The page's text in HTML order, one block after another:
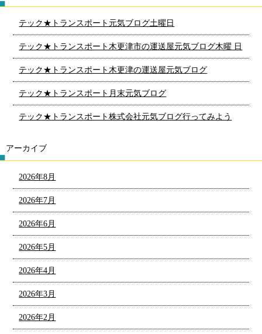
テック★トランスポート元気ブログ土曜日
テック★トランスポート木更津市の運送屋元気ブログ木曜 日
テック★トランスポート木更津の運送屋元気ブログ
テック★トランスポート月末元気ブログ
テック★トランスポート株式会社元気ブログ行ってみよう
アーカイブ
2026年8月
2026年7月
2026年6月
2026年5月
2026年4月
2026年3月
2026年2月